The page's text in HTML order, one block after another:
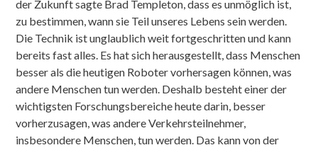
der Zukunft sagte Brad Templeton, dass es unmöglich ist,
zu bestimmen, wann sie Teil unseres Lebens sein werden.
Die Technik ist unglaublich weit fortgeschritten und kann
bereits fast alles. Es hat sich herausgestellt, dass Menschen
besser als die heutigen Roboter vorhersagen können, was
andere Menschen tun werden. Deshalb besteht einer der
wichtigsten Forschungsbereiche heute darin, besser
vorherzusagen, was andere Verkehrsteilnehmer,
insbesondere Menschen, tun werden. Das kann von der